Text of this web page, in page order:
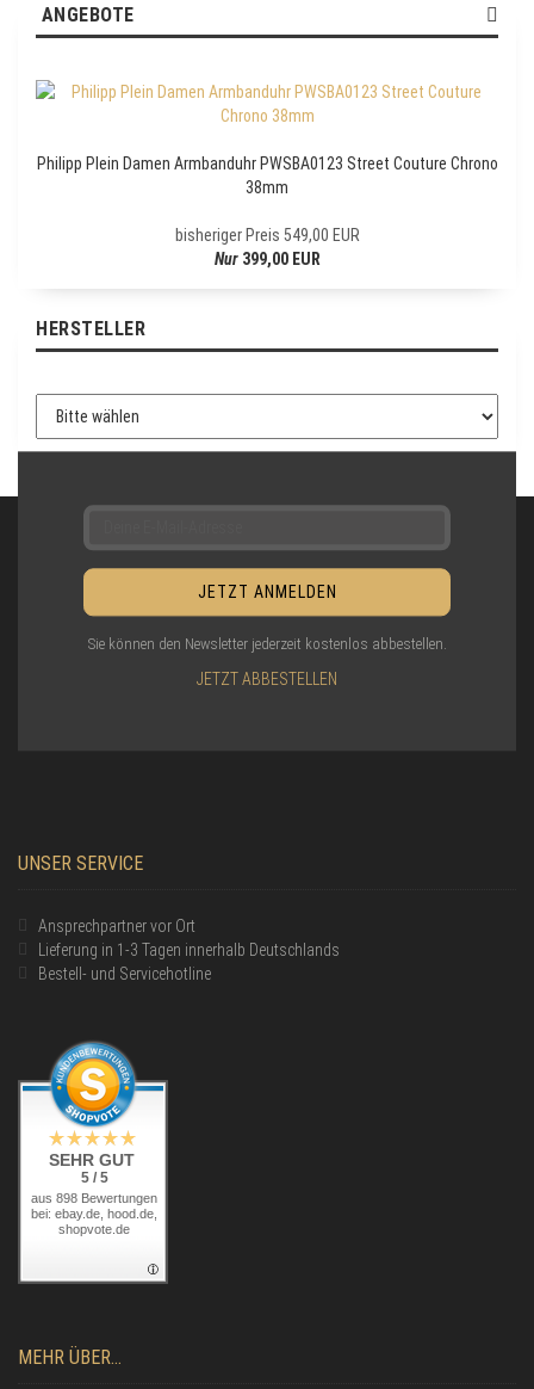
W
S
T
M
U
ANGEBOTE
Philipp Plein Damen Armbanduhr PWSBA0123 Street Couture Chrono
38mm
bisheriger Preis 549,00 EUR
Nur399,00 EUR
HERSTELLER
Sie können den Newsletter jederzeit kostenlos abbestellen.
JETZT ABBESTELLEN
UNSER SERVICE
Ansprechpartner vor Ort
Lieferung in 1-3 Tagen innerhalb Deutschlands
Bestell- und Servicehotline
SEHR GUT
5 / 5
aus 898 Bewertungen
bei: ebay.de, hood.de,
shopvote.de
MEHR ÜBER...